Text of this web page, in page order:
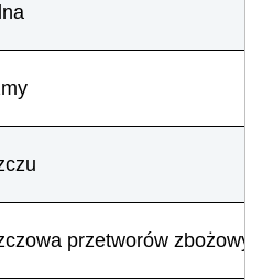
przetworów